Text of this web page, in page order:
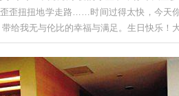
歪歪扭扭地学走路……时间过得太快，今天
给我无与伦比的幸福与满足。生日快乐！